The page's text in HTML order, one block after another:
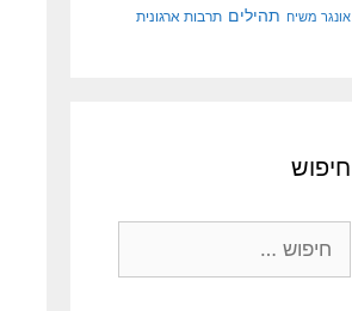
אונגר משיח תהילים תרבות ארגונית
חיפוש